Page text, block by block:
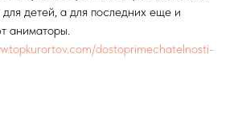
для детей, а для последних еще и
аниматоры.
dostoprimechatelnosti-